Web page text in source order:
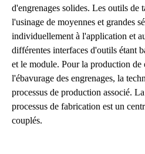
d'engrenages solides. Les outils de
l'usinage de moyennes et grandes
individuellement à l'application et
différentes interfaces d'outils étant
et le module. Pour la production
l'ébavurage des engrenages, la
processus de production associé.
processus de fabrication est un
couplés.